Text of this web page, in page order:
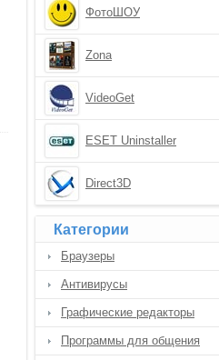
ФотоШОУ
Zona
VideoGet
ESET Uninstaller
Direct3D
Категории
Браузеры
Антивирусы
Графические редакторы
Программы для общения